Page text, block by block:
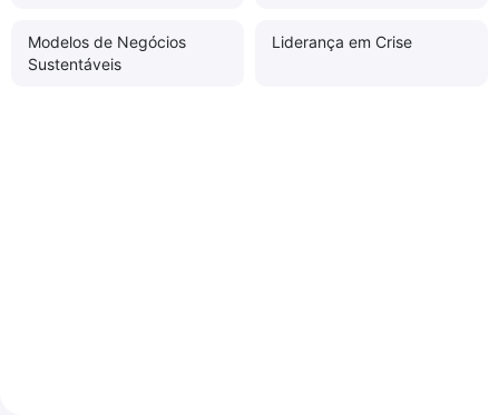
Modelos de Negócios
Sustentáveis
Liderança em Crise